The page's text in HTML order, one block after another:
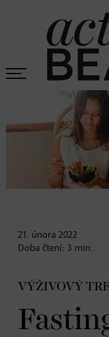
21. února 2022
Doba čtení: 3 min.
VÝŽIVOVÝ